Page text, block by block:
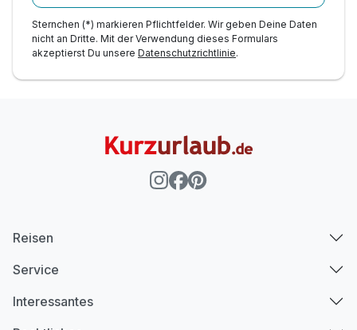
Sternchen (*) markieren Pflichtfelder. Wir geben Deine Daten
nicht an Dritte. Mit der Verwendung dieses Formulars
akzeptierst Du unsere Datenschutzrichtlinie.
Reisen
Service
Interessantes